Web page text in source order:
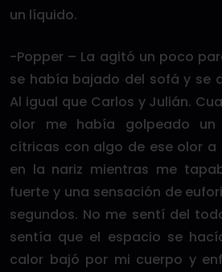
un líquido.
-Popper – La agitó un poco
se había bajado del sofá y se
Al igual que Carlos y Julián.
olor me había golpeado un
cítricas con algo de ese olor a
en la nariz mientras me
fuerte y una sensación de
segundos. No me sentí del
sentía que el espacio se
calor bajó por mi cuerpo y